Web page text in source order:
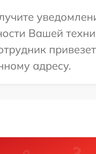
Вашей
адресу.